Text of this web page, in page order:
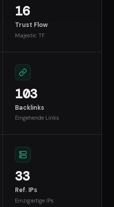
16
Trust Flow
Majestic TF
103
Backlinks
Eingehende Links
33
Ref. IPs
Einzigartige IPs